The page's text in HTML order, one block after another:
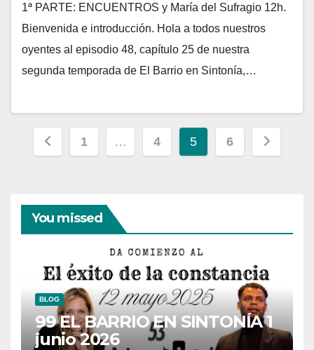
1ª PARTE: ENCUENTROS y María del Sufragio 12h.
Bienvenida e introducción. Hola a todos nuestros
oyentes al episodio 48, capítulo 25 de nuestra
segunda temporada de El Barrio en Sintonía,…
Paginación
entradas
1 … 4 5 6
You missed
BLOG
99 EL BARRIO EN SINTONÍA 1
junio 2026